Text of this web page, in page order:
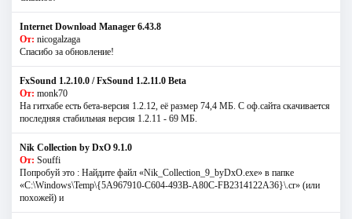
Internet Download Manager 6.43.8
От: nicogalzaga
Спасибо за обновление!
FxSound 1.2.10.0 / FxSound 1.2.11.0 Beta
От: monk70
На гитхабе есть бета-версия 1.2.12, её размер 74,4 МБ. С оф.сайта скачивается
последняя стабильная версия 1.2.11 - 69 МБ.
Nik Collection by DxO 9.1.0
От: Souffi
Попробуй это : Найдите файл «Nik_Collection_9_byDxO.exe» в папке
«C:\Windows\Temp\{5A967910-C604-493B-A80C-FB2314122A36}\.cr» (или
похожей) и